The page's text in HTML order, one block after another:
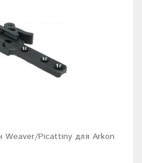
Weaver/Picattiny для Arkon